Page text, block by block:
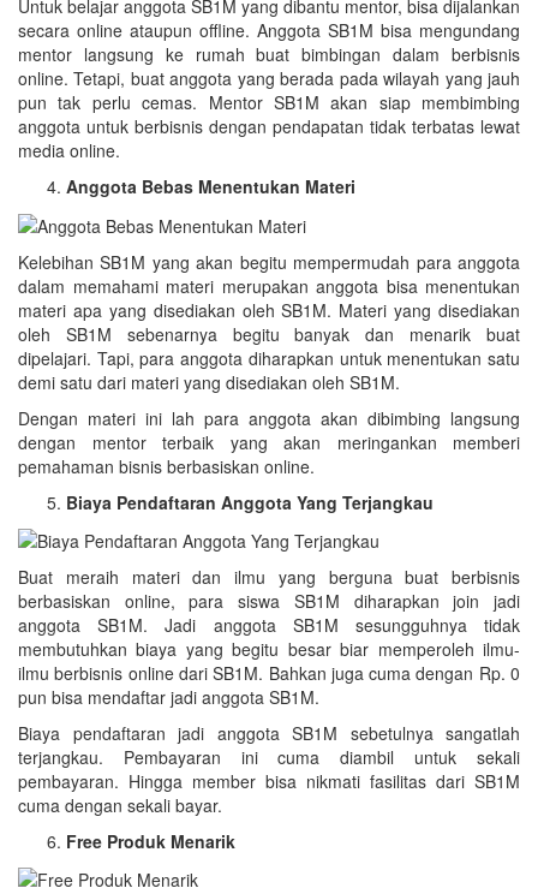
Untuk belajar anggota SB1M yang dibantu mentor, bisa dijalankan
secara online ataupun offline. Anggota SB1M bisa mengundang
mentor langsung ke rumah buat bimbingan dalam berbisnis
online. Tetapi, buat anggota yang berada pada wilayah yang jauh
pun tak perlu cemas. Mentor SB1M akan siap membimbing
anggota untuk berbisnis dengan pendapatan tidak terbatas lewat
media online.
Anggota Bebas Menentukan Materi
Kelebihan SB1M yang akan begitu mempermudah para anggota
dalam memahami materi merupakan anggota bisa menentukan
materi apa yang disediakan oleh SB1M. Materi yang disediakan
oleh SB1M sebenarnya begitu banyak dan menarik buat
dipelajari. Tapi, para anggota diharapkan untuk menentukan satu
demi satu dari materi yang disediakan oleh SB1M.
Dengan materi ini lah para anggota akan dibimbing langsung
dengan mentor terbaik yang akan meringankan memberi
pemahaman bisnis berbasiskan online.
Biaya Pendaftaran Anggota Yang Terjangkau
Buat meraih materi dan ilmu yang berguna buat berbisnis
berbasiskan online, para siswa SB1M diharapkan join jadi
anggota SB1M. Jadi anggota SB1M sesungguhnya tidak
membutuhkan biaya yang begitu besar biar memperoleh ilmu-
ilmu berbisnis online dari SB1M. Bahkan juga cuma dengan Rp. 0
pun bisa mendaftar jadi anggota SB1M.
Biaya pendaftaran jadi anggota SB1M sebetulnya sangatlah
terjangkau. Pembayaran ini cuma diambil untuk sekali
pembayaran. Hingga member bisa nikmati fasilitas dari SB1M
cuma dengan sekali bayar.
Free Produk Menarik